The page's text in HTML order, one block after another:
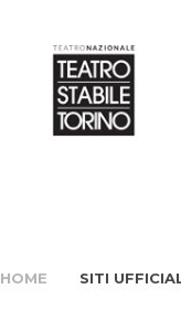
HOME SITI